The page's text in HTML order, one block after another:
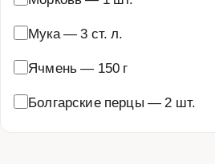
Мука—3 ст. л.
Ячмень — 150 г
Болгарские перцы — 2 шт.